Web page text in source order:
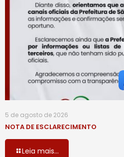
5 de agosto de 2026
NOTA DE ESCLARECIMENTO
Leia mais...